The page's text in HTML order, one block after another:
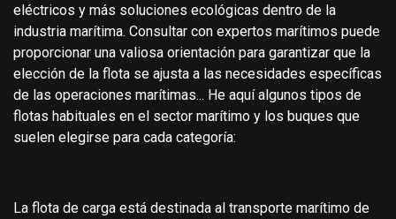
eléctricos y más soluciones ecológicas dentro de la
industria marítima. Consultar con expertos marítimos puede
proporcionar una valiosa orientación para garantizar que la
elección de la flota se ajusta a las necesidades específicas
de las operaciones marítimas... He aquí algunos tipos de
flotas habituales en el sector marítimo y los buques que
suelen elegirse para cada categoría:
La flota de carga está destinada al transporte marítimo de